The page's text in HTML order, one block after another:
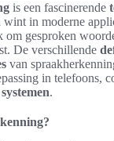
is een fascinerende
wint in moderne
om gesproken
De verschillende
van
in telefoons,
.